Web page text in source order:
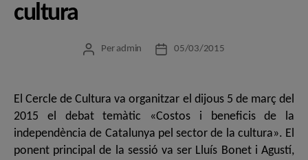
cultura
Autor
Per admin
Data05/03/2015
El Cercle de Cultura va organitzar el dijous 5 de març del
2015 el debat temàtic «Costos i beneficis de la
independència de Catalunya pel sector de la cultura». El
ponent principal de la sessió va ser Lluís Bonet i Agustí,